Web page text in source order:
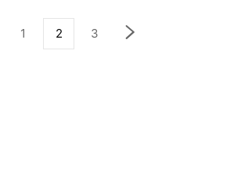
1 2 3